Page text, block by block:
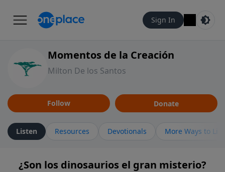
Sign In
Momentos de la Creación
Milton De los Santos
Follow Donate
Listen Resources Devotionals More Ways to
¿Son los dinosaurios el gran misterio?